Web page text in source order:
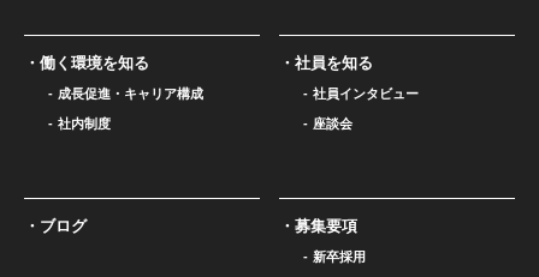
働く環境を知る
成長促進・キャリア構成
社内制度
社員を知る
社員インタビュー
座談会
ブログ 募集要項
新卒採用